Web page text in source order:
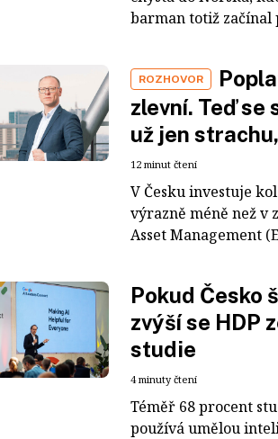
barman totiž začínal
ROZHOVOR
zlevní. Teď
už jen
12 minut čtení
V Česku investuje
výrazně méně než v
Asset Management
Pokud Česko
zvýší se HDP
studie
4 minuty čtení
Téměř 68 procent
používá umělou